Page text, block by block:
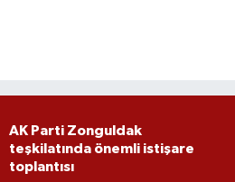
AK Parti Zonguldak
teşkilatında önemli istişare
toplantısı